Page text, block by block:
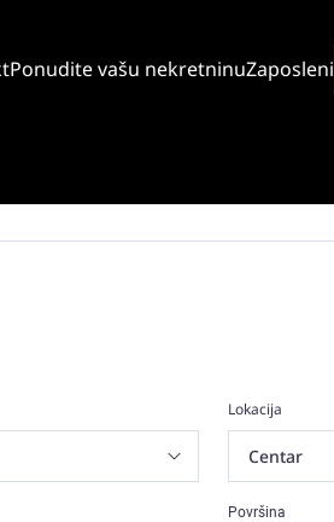
Ponudite vašu nekretninuZaposleni
Lokacija
Centar
Površina